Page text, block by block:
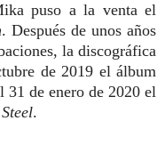
puso a la venta el
. Después de unos años
la discográfica
de 2019 el álbum
31 de enero de 2020 el
.